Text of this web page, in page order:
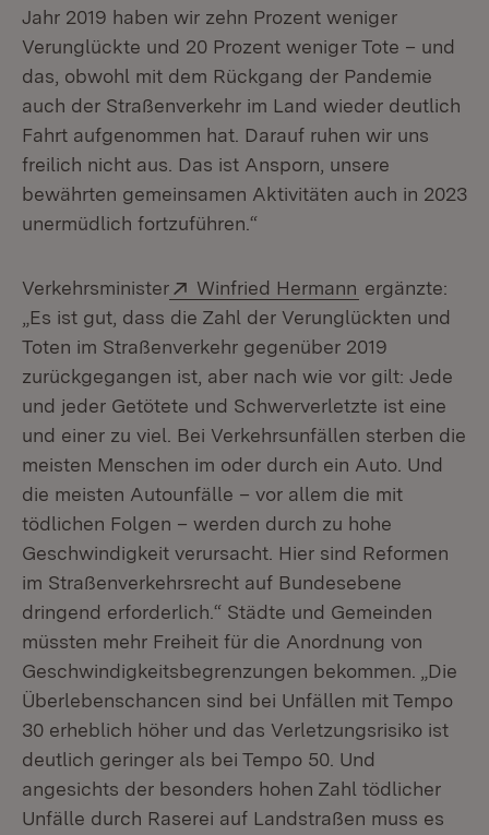
Jahr 2019 haben wir zehn Prozent weniger
Verunglückte und 20 Prozent weniger Tote – und
das, obwohl mit dem Rückgang der Pandemie
auch der Straßenverkehr im Land wieder deutlich
Fahrt aufgenommen hat. Darauf ruhen wir uns
freilich nicht aus. Das ist Ansporn, unsere
bewährten gemeinsamen Aktivitäten auch in 2023
unermüdlich fortzuführen.“
Verkehrsminister Extern:
Winfried Hermann (Öffnet in
ergänzte:
„Es ist gut, dass die Zahl der Verunglückten und
Toten im Straßenverkehr gegenüber 2019
zurückgegangen ist, aber nach wie vor gilt: Jede
und jeder Getötete und Schwerverletzte ist eine
und einer zu viel. Bei Verkehrsunfällen sterben die
meisten Menschen im oder durch ein Auto. Und
die meisten Autounfälle – vor allem die mit
tödlichen Folgen – werden durch zu hohe
Geschwindigkeit verursacht. Hier sind Reformen
im Straßenverkehrsrecht auf Bundesebene
dringend erforderlich.“ Städte und Gemeinden
müssten mehr Freiheit für die Anordnung von
Geschwindigkeitsbegrenzungen bekommen. „Die
Überlebenschancen sind bei Unfällen mit Tempo
30 erheblich höher und das Verletzungsrisiko ist
deutlich geringer als bei Tempo 50. Und
angesichts der besonders hohen Zahl tödlicher
Unfälle durch Raserei auf Landstraßen muss es